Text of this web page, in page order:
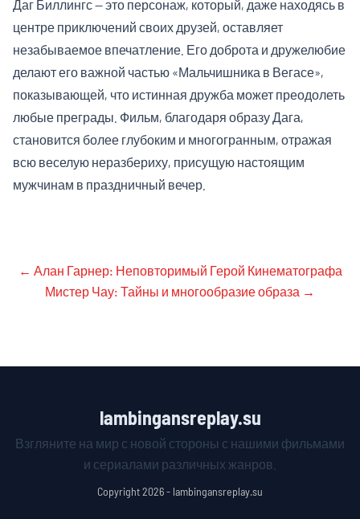
Даг Биллингс — это персонаж, который, даже находясь в
центре приключений своих друзей, оставляет
незабываемое впечатление. Его доброта и дружелюбие
делают его важной частью «Мальчишника в Вегасе»,
показывающей, что истинная дружба может преодолеть
любые преграды. Фильм, благодаря образу Дага,
становится более глубоким и многогранным, отражая
всю веселую неразбериху, присущую настоящим
мужчинам в праздничный вечер.
← Алан Гарнер: Неповторимый Герой Кинематографа
Мистер Чау: Тайны и многообразие образа →
lambingansreplay.su
Взгляните на мир с новой стороны с нашими фильмами
и сериалами различных жанров.
Copyright 2026 - lambingansreplay.su